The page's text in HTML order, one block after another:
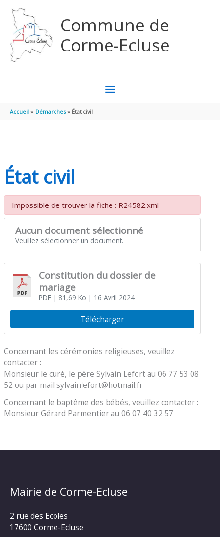
Commune de
Corme-Ecluse
MENU
Accueil Démarches État civil
État civil
Impossible de trouver la fiche : R24582.xml
Aucun document sélectionné
Veuillez sélectionner un document.
Constitution du dossier de
mariage
PDF| 81,69 Ko | 16 Avril 2024
Télécharger
Concernant les cérémonies religieuses, veuillez
contacter :
Monsieur le curé, le père Sylvain Lefort au 06 77 53 08
52 ou par mail sylvainlefort@hotmail.fr
Concernant le baptême des bébés, veuillez contacter :
Monsieur Gérard Parmentier au 06 07 40 32 57
Mairie de Corme-Ecluse
2 rue des Ecoles
17600 Corme-Ecluse